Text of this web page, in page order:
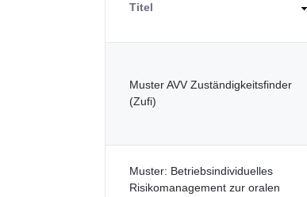
Titel
Muster AVV Zuständigkeitsfinder
(Zufi)
Muster: Betriebsindividuelles
Risikomanagement zur oralen